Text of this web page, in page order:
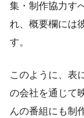
集・制作協力す
れ、概要欄には
す。
このように、表
の会社を通じて
んの番組にも制